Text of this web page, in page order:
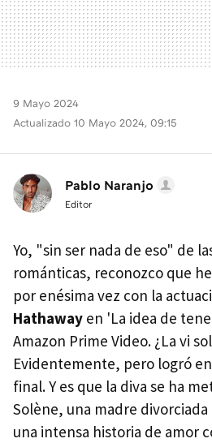
9 Mayo 2024
Actualizado 10 Mayo 2024, 09:15
Pablo Naranjo
Editor
Yo, "sin ser nada de eso" de
románticas, reconozco que
por enésima vez con la
Hathaway en 'La idea de
Amazon Prime Video. ¿La vi
Evidentemente, pero logró
final. Y es que la diva se ha
Solène, una madre divorciada
una intensa historia de amor